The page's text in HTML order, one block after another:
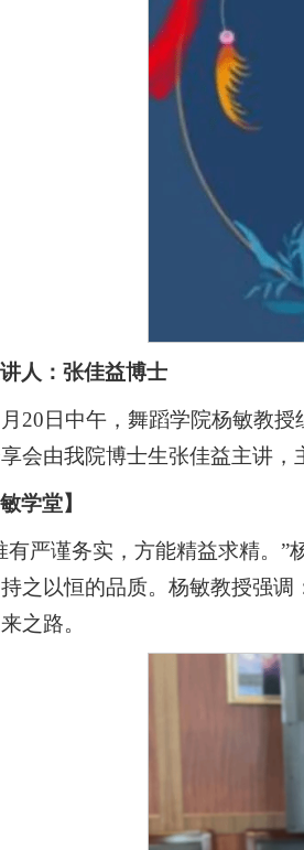
人：张佳益博士
20日中午，舞蹈学院杨敏教授
会由我院博士生张佳益主讲，
学堂】
有严谨务实，方能精益求精。
之以恒的品质。杨敏教授强调
之路。